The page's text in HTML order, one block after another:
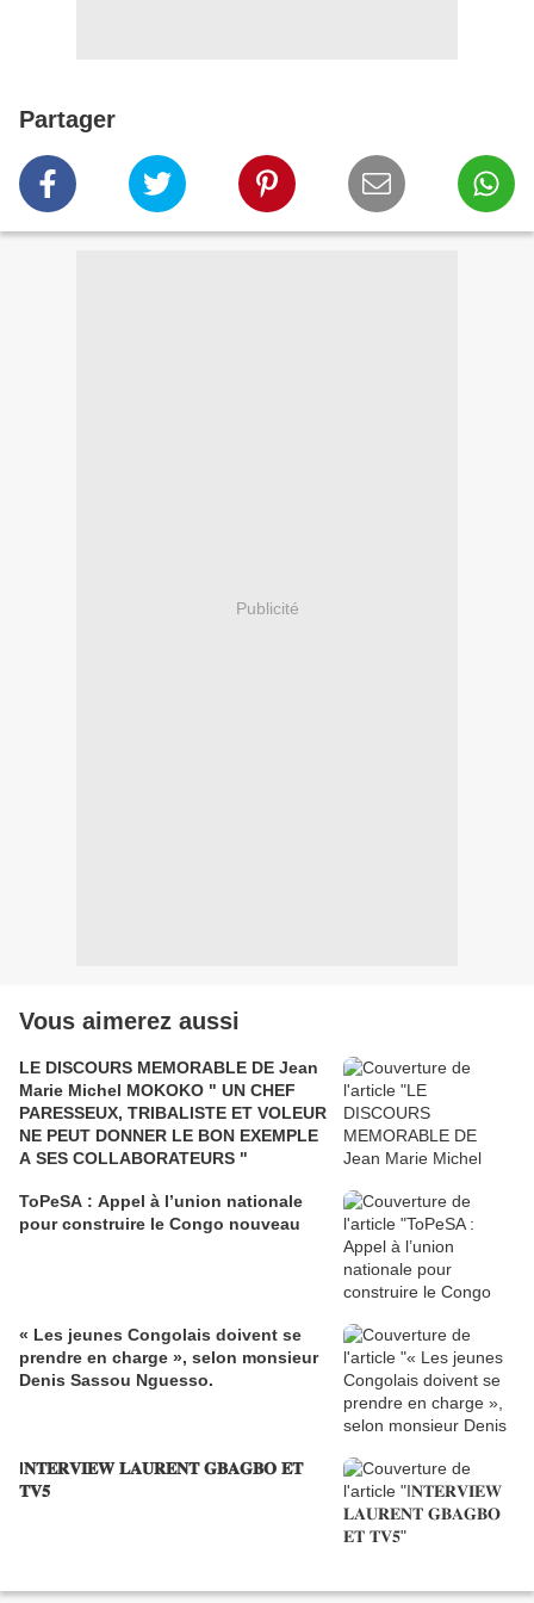
Partager
Publicité
Vous aimerez aussi
LE DISCOURS MEMORABLE DE Jean
Marie Michel MOKOKO " UN CHEF
PARESSEUX, TRIBALISTE ET VOLEUR
NE PEUT DONNER LE BON EXEMPLE
A SES COLLABORATEURS "
ToPeSA : Appel à l’union nationale
pour construire le Congo nouveau
« Les jeunes Congolais doivent se
prendre en charge », selon monsieur
Denis Sassou Nguesso.
I𝐍𝐓𝐄𝐑𝐕𝐈𝐄𝐖 𝐋𝐀𝐔𝐑𝐄𝐍𝐓 𝐆𝐁𝐀𝐆𝐁𝐎 𝐄𝐓
𝐓𝐕𝟓